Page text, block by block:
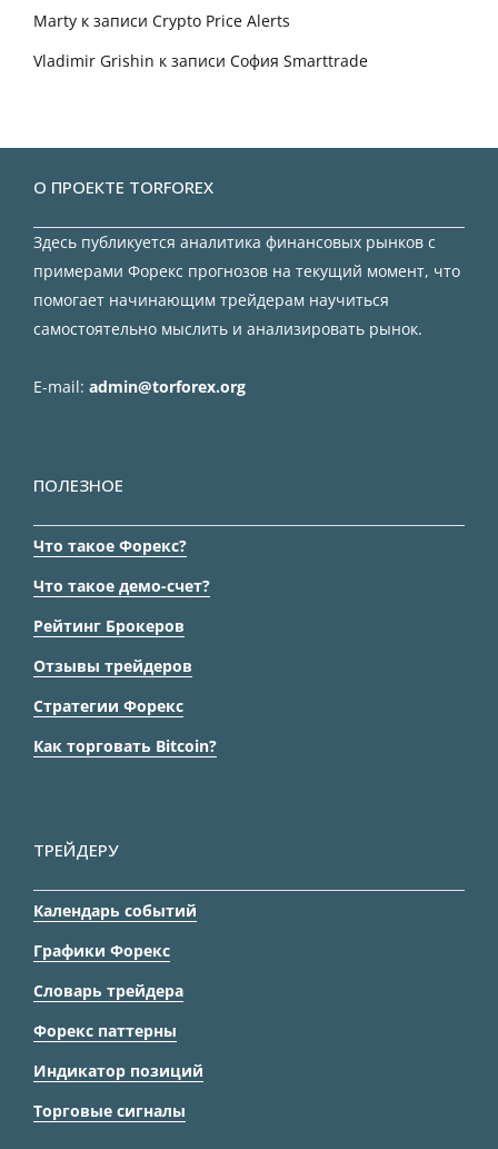
Marty к записи Crypto Price Alerts
Vladimir Grishin к записи София Smarttrade
О ПРОЕКТЕ TORFOREX
Здесь публикуется аналитика финансовых рынков с
примерами Форекс прогнозов на текущий момент, что
помогает начинающим трейдерам научиться
самостоятельно мыслить и анализировать рынок.
E-mail: admin@torforex.org
ПОЛЕЗНОЕ
Что такое Форекс?
Что такое демо-счет?
Рейтинг Брокеров
Отзывы трейдеров
Стратегии Форекс
Как торговать Bitcoin?
ТРЕЙДЕРУ
Календарь событий
Графики Форекс
Словарь трейдера
Форекс паттерны
Индикатор позиций
Торговые сигналы